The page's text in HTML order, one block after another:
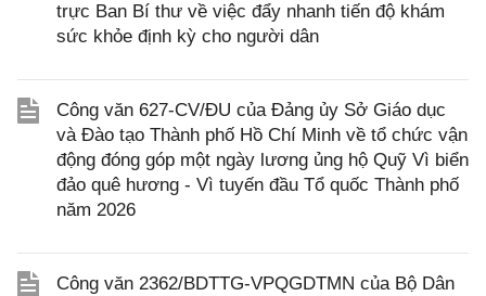
trực Ban Bí thư về việc đẩy nhanh tiến độ khám
sức khỏe định kỳ cho người dân
Công văn 627-CV/ĐU của Đảng ủy Sở Giáo dục
và Đào tạo Thành phố Hồ Chí Minh về tổ chức vận
động đóng góp một ngày lương ủng hộ Quỹ Vì biển
đảo quê hương - Vì tuyến đầu Tổ quốc Thành phố
năm 2026
Công văn 2362/BDTTG-VPQGDTMN của Bộ Dân